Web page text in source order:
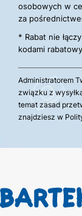
osobowych w
za
* Rabat nie
kodami
Administratorem
związku z
temat zasad
znajdziesz w